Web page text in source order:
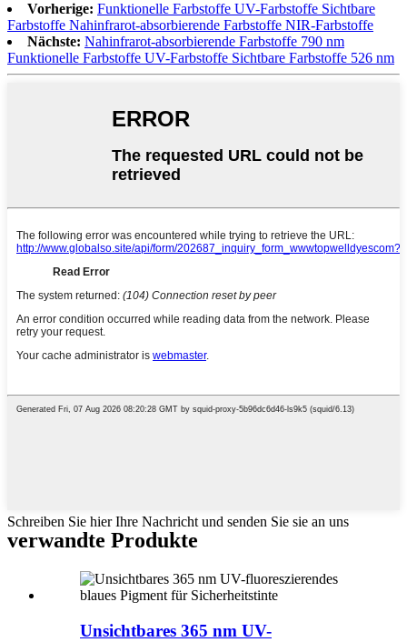
Vorherige: Funktionelle Farbstoffe UV-Farbstoffe Sichtbare
Farbstoffe Nahinfrarot-absorbierende Farbstoffe NIR-Farbstoffe
Nächste: Nahinfrarot-absorbierende Farbstoffe 790 nm
Funktionelle Farbstoffe UV-Farbstoffe Sichtbare Farbstoffe 526 nm
Schreiben Sie hier Ihre Nachricht und senden Sie sie an uns
verwandte Produkte
Unsichtbares 365 nm UV-